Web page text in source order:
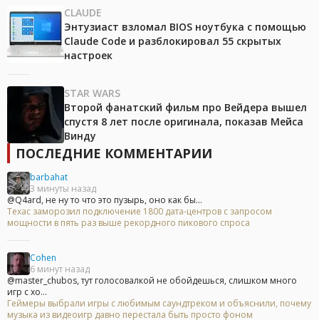
CLAUDE
Энтузиаст взломал BIOS ноутбука с помощью
Claude Code и разблокировал 55 скрытых
настроек
STAR WARS
Второй фанатский фильм про Вейдера вышел
спустя 8 лет после оригинала, показав Мейса
Винду
ПОСЛЕДНИЕ КОММЕНТАРИИ
barbahat
3 минуты назад
@Q4ard, не ну то что это пузырь, оно как бы...
Техас заморозил подключение 1800 дата-центров с запросом
мощности в пять раз выше рекордного пикового спроса
Cohen
6 минут назад
@master_chubos, тут голосовалкой не обойдешься, слишком много
игр с хо...
Геймеры выбрали игры с любимым саундтреком и объяснили, почему
музыка из видеоигр давно перестала быть просто фоном